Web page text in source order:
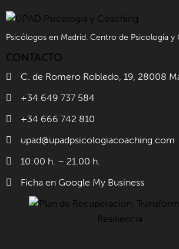
Psicólogos en Madrid. Centro de Psicología y
CONTACTO
C. de Romero Robledo, 19, 28008
+34 649 737 584
+34 666 742 810
upad@upadpsicologiacoaching.com
10:00 h. – 21.00 h.
Ficha en Google My Business